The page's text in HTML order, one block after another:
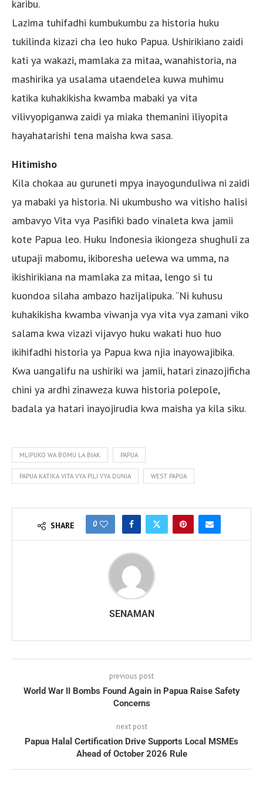
karibu.
Lazima tuhifadhi kumbukumbu za historia huku
tukilinda kizazi cha leo huko Papua. Ushirikiano zaidi
kati ya wakazi, mamlaka za mitaa, wanahistoria, na
mashirika ya usalama utaendelea kuwa muhimu
katika kuhakikisha kwamba mabaki ya vita
vilivyopiganwa zaidi ya miaka themanini iliyopita
hayahatarishi tena maisha kwa sasa.
Hitimisho
Kila chokaa au guruneti mpya inayogunduliwa ni zaidi
ya mabaki ya historia. Ni ukumbusho wa vitisho halisi
ambavyo Vita vya Pasifiki bado vinaleta kwa jamii
kote Papua leo. Huku Indonesia ikiongeza shughuli za
utupaji mabomu, ikiboresha uelewa wa umma, na
ikishirikiana na mamlaka za mitaa, lengo si tu
kuondoa silaha ambazo hazijalipuka. “Ni kuhusu
kuhakikisha kwamba viwanja vya vita vya zamani viko
salama kwa vizazi vijavyo huku wakati huo huo
ikihifadhi historia ya Papua kwa njia inayowajibika.
Kwa uangalifu na ushiriki wa jamii, hatari zinazojificha
chini ya ardhi zinaweza kuwa historia polepole,
badala ya hatari inayojirudia kwa maisha ya kila siku.
MLIPUKO WA BOMU LA BIAK PAPUA
PAPUA KATIKA VITA VYA PILI VYA DUNIA WEST PAPUA
SHARE 0
SENAMAN
previous post
World War II Bombs Found Again in Papua Raise Safety
Concerns
next post
Papua Halal Certification Drive Supports Local MSMEs
Ahead of October 2026 Rule